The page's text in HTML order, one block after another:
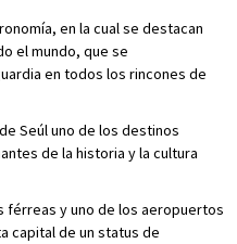
en la cual se destacan
el mundo, que se
en todos los rincones de
Seúl uno de los destinos
de la historia y la cultura
y uno de los aeropuertos
capital de un status de